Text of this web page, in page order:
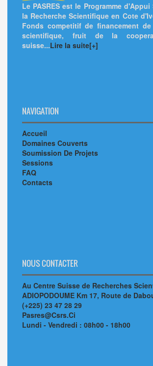
Le PASRES est le Programme
la Recherche Scientifique en Cote
Fonds competitif de financement
scientifique, fruit de la
suisse...Lire la suite[+]
NAVIGATION
Accueil
Domaines Couverts
Soumission De Projets
Sessions
FAQ
Contacts
NOUS CONTACTER
Au Centre Suisse de Recherches
ADIOPODOUME Km 17, Route de
(+225) 23 47 28 29
Pasres@Csrs.Ci
Lundi - Vendredi : 08h00 - 18h00